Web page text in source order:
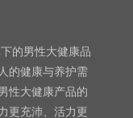
的男性大健康品
的健康与养护需
性大健康产品的
更充沛、活力更